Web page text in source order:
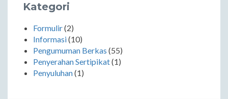
Kategori
Formulir(2)
Informasi(10)
Pengumuman Berkas (55)
Penyerahan Sertipikat(1)
Penyuluhan(1)